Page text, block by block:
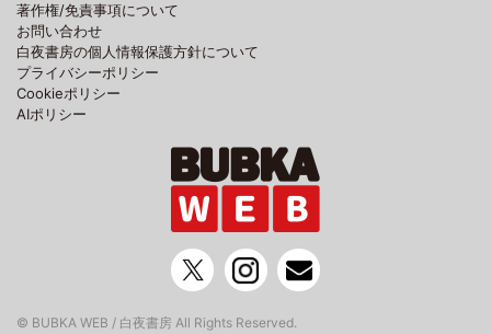
著作権/免責事項について
お問い合わせ
白夜書房の個人情報保護方針について
プライバシーポリシー
Cookieポリシー
AIポリシー
© BUBKA WEB / 白夜書房 All Rights Reserved.